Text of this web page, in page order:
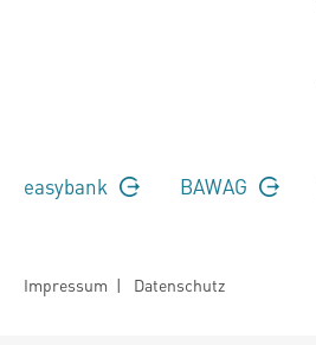
easybank BAWAG
Impressum | Datenschutz